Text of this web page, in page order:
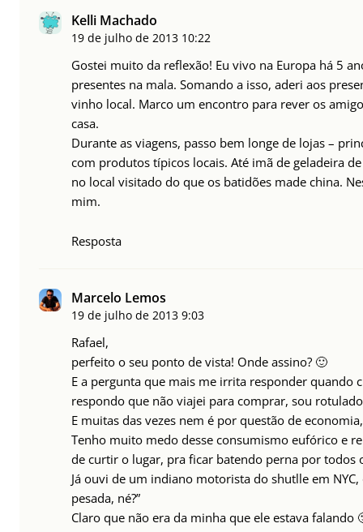
Kelli Machado
19 de julho de 2013 10:22
Gostei muito da reflexão! Eu vivo na Europa há 5
presentes na mala. Somando a isso, aderi aos
vinho local. Marco um encontro para rever os
casa.
Durante as viagens, passo bem longe de lojas –
com produtos típicos locais. Até imã de geladeira
no local visitado do que os batidões made china.
mim.
Resposta
Marcelo Lemos
19 de julho de 2013 9:03
Rafael,
perfeito o seu ponto de vista! Onde assino? 🙂
E a pergunta que mais me irrita responder quando
respondo que não viajei para comprar, sou
E muitas das vezes nem é por questão de
Tenho muito medo desse consumismo eufórico e
de curtir o lugar, pra ficar batendo perna por todos
Já ouvi de um indiano motorista do shutlle em
pesada, né?”
Claro que não era da minha que ele estava falando